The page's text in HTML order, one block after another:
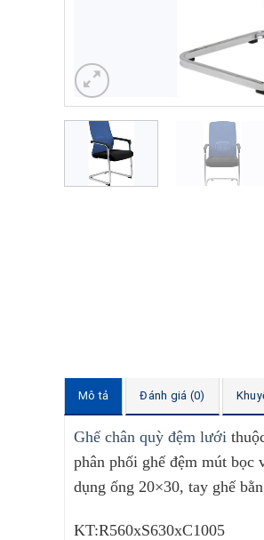
Mô tả Đánh giá (0)
Ghế chân quỳ đệm lưới
phân phối ghế đệm mút bọc
dụng ống 20×30, tay ghế
KT:R560xS630xC1005